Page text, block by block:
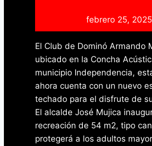
febrero 25, 2025
El Club de Dominó Armando
ubicado en la Concha
municipio Independencia,
ahora cuenta con un nuevo
techado para el disfrute de
El alcalde José Mujica
recreación de 54 m2, tipo
protegerá a los adultos